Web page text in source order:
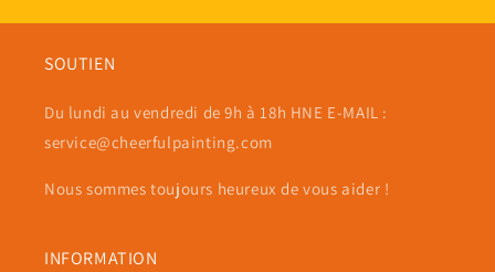
SOUTIEN
Du lundi au vendredi de 9h à 18h HNE E-MAIL :
service@cheerfulpainting.com
Nous sommes toujours heureux de vous aider !
INFORMATION